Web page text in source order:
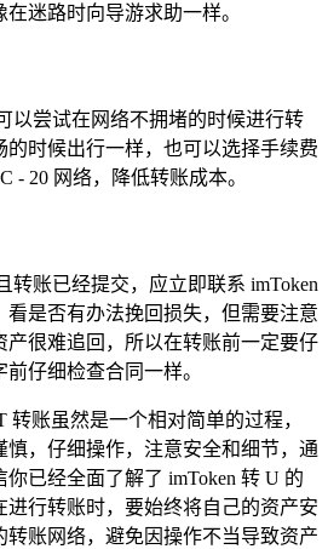
迷路时向导游求助一样。
以尝试在网络不拥堵的时候进行转
的时候出行一样，也可以选择手续费
- 20 网络，降低转账成本。
转账已经提交，应立即联系 imToken
是否有办法挽回损失，但需要注意
产很难追回，所以在转账前一定要仔
仔细检查合同一样。
转账虽然是一个相对简单的过程，
慎，仔细操作，注意安全和细节，通
已经全面了解了 imToken 转 U 的
行转账时，要始终将自己的资产安
账网络，避免因操作不当导致资产